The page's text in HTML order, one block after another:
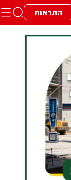
התראות